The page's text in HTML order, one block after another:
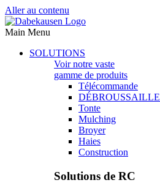
Aller au contenu
Main Menu
SOLUTIONS
Voir notre vaste
gamme de produits
Télécommande
Tonte
Mulching
Broyer
Haies
Construction
Solutions de RC